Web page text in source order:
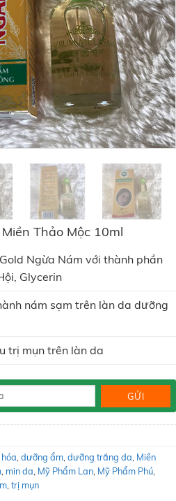
Thảo Mộc 10ml
Ngừa Nám với thành phần
Glycerin
nám sạm trên làn da dưỡng
trị mụn trên làn da
dưỡng ẩm dưỡng trắng da Miền
min da Mỹ Phẩm Lan Mỹ Phẩm Phú
trị mụn